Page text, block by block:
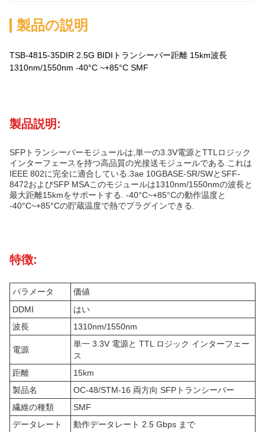
製品の説明
TSB-4815-35DIR 2.5G BIDIトランシーバー距離 15km波長
1310nm/1550nm -40°C ~+85°C SMF
製品説明:
SFPトランシーバーモジュールは,単一の3.3V電源とTTLロジック
インターフェースを持つ高品質の光接送モジュールである.これは
IEEE 802に完全に適合している.3ae 10GBASE-SR/SWとSFF-
8472およびSFP MSAこのモジュールは1310nm/1550nmの波長と
最大距離15kmをサポートする. -40°C~+85°Cの動作温度と
-40°C~+85°Cの貯蔵温度で熱でプラグインできる.
特徴:
パラメータ
価値
DDMI
はい
波長
1310nm/1550nm
電源
単一 3.3V 電源と TTL ロジック インターフェー
ス
距離
15km
製品名
OC-48/STM-16 両方向 SFPトランシーバー
繊維の種類
SMF
データレート
動作データレート 2.5 Gbps まで